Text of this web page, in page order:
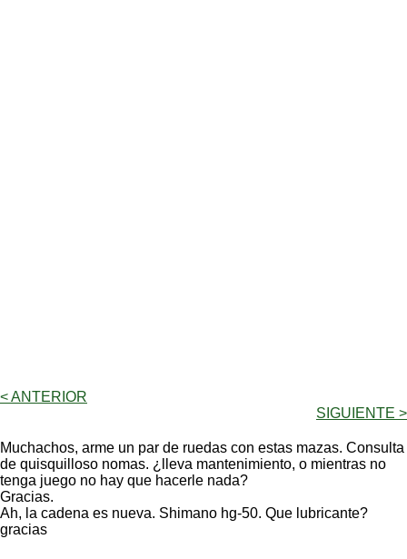
< ANTERIOR
SIGUIENTE >
Muchachos, arme un par de ruedas con estas mazas. Consulta
de quisquilloso nomas. ¿lleva mantenimiento, o mientras no
tenga juego no hay que hacerle nada?
Gracias.
Ah, la cadena es nueva. Shimano hg-50. Que lubricante?
gracias